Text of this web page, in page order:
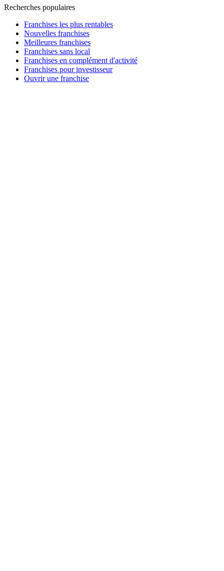
Recherches populaires
Franchises les plus rentables
Nouvelles franchises
Meilleures franchises
Franchises sans local
Franchises en complément d'activité
Franchises pour investisseur
Ouvrir une franchise